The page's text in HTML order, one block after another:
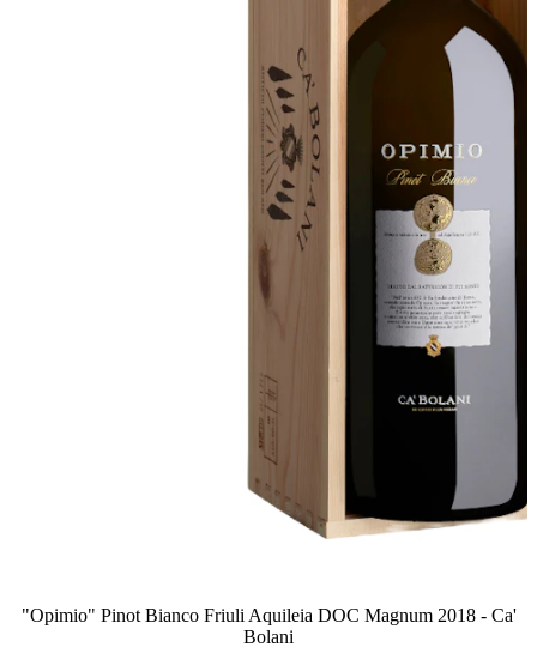
"Opimio" Pinot Bianco Friuli Aquileia DOC Magnum 2018 - Ca'
Bolani